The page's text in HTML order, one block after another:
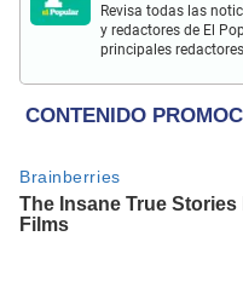
Revisa todas las
y redactores de El
principales